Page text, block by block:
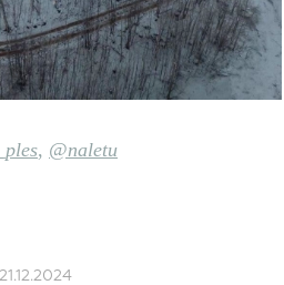
les, @naletu
21.12.2024